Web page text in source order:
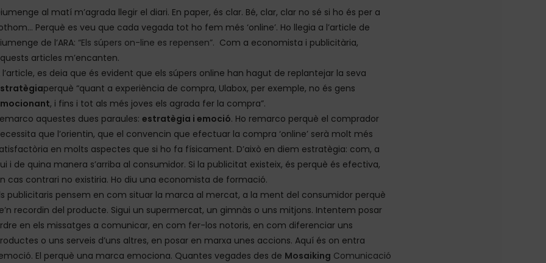
al matí m’agrada llegir el diari. En paper, és clar. Bé, clar, clar no sé si ho és per a
Perquè es veu que cada vegada tot ho fem més ‘online’. Ho llegia a l’article de
de l’ARA: “Els súpers on-line es repensen”. Com a economista i publicitària,
articles m’encanten.
l’article, es deia que és evident que els súpers online han hagut de replantejar la seva
perquè “quant a experiència de compra, Ulabox, per exemple, no és gens
, i fins i tot als més joves els agrada fer la compra”.
aquestes dues paraules: estratègia i emoció. Ho remarco perquè el comprador
que l’orientin, que el convencin que efectuar la compra ‘online’ serà molt més
en molts aspectes que si ho fa físicament. D’això en diem estratègia: com, a
i de quina manera s’arriba al consumidor. Si la publicitat existeix, és perquè és efectiva,
cas contrari no existiria. Ho diu una economista de formació.
publicitaris pensem en com situar la marca al mercat, a la ment del consumidor perquè
recordin del producte. Sigui un supermercat, un gimnàs o uns mitjons. Intentem posar
en els missatges a comunicar, en com fer-los notoris, en com diferenciar uns
o uns serveis d’uns altres, en posar en marxa unes accions. Aquí és on entra
El perquè una marca emociona. Quantes vegades des de Mosaiking Comunicació